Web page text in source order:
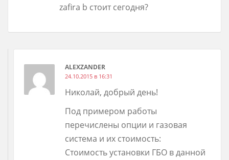
zafira b стоит сегодня?
ALEXZANDER
24.10.2015 в 16:31
Николай, добрый день!
Под примером работы
перечислены опции и газовая
система и их стоимость:
Стоимость установки ГБО в данной